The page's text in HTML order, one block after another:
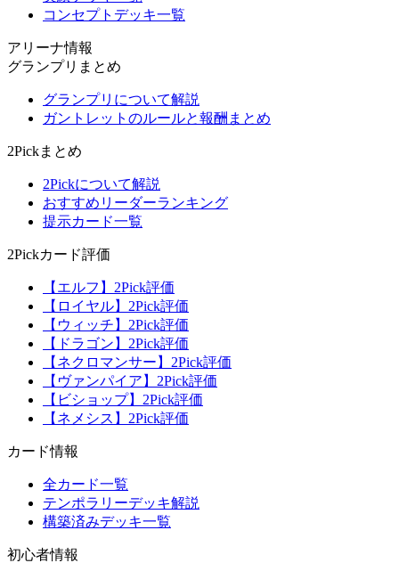
コンセプトデッキ一覧
アリーナ情報
グランプリまとめ
グランプリについて解説
ガントレットのルールと報酬まとめ
2Pickまとめ
2Pickについて解説
おすすめリーダーランキング
提示カード一覧
2Pickカード評価
【エルフ】2Pick評価
【ロイヤル】2Pick評価
【ウィッチ】2Pick評価
【ドラゴン】2Pick評価
【ネクロマンサー】2Pick評価
【ヴァンパイア】2Pick評価
【ビショップ】2Pick評価
【ネメシス】2Pick評価
カード情報
全カード一覧
テンポラリーデッキ解説
構築済みデッキ一覧
初心者情報